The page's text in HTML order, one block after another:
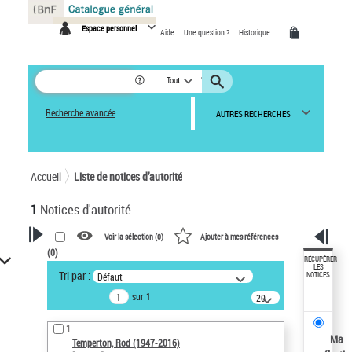
Espace personnel Aide Une question ? Historique
Tout
Recherche avancée AUTRES RECHERCHES
Accueil Liste de notices d’autorité
1 Notices d'autorité
VOTRE RECHERCHE
Recherche avancée dans les
notices d’autorité
Œuvres liées à l'auteur :
Temperton, Rod (1947-2016)
Voir la sélection (0) Ajouter à mes références
(0)
Tri par : Défaut
sur 1
20
résultats/page
1
Temperton, Rod (1947-2016)
RÉCUPÉRER
LES
NOTICES
Ma
Panneau de gestion des cookies